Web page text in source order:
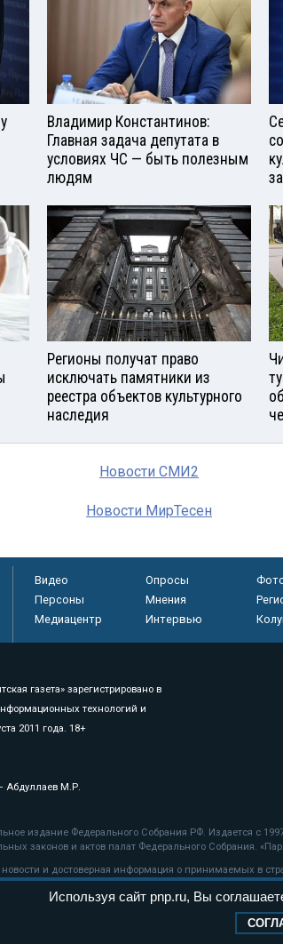
Владимир Константинов:
Главная задача депутата в
условиях ЧС — быть полезным
людям
Регионы получат право
исключать памятники из
реестра объектов культурного
наследия
Новости СМИ2
Новости МирТесен
Видео Опросы
Персоны
Мнения
Медиацентр
Интервью
газета» зарегистрировано в
технологий и
2011 года. 18+
Абдуллаев М.Р.
издание Федерального Собрания РФ. Издается с
законов и актов палат Федерального Собрания.
и достоверная информация о принимаемых в
обязательна.
технологии
Используя сайт pnp.ru, Вы